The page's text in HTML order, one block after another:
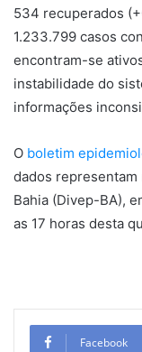
534 recuperados
1.233.799 casos
encontram-se
instabilidade do
informações
O boletim
dados
Bahia (Divep-BA),
as 17 horas desta
Facebook